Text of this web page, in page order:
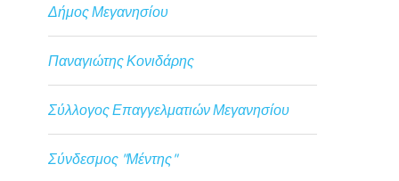
Δήμος Μεγανησίου
Παναγιώτης Κονιδάρης
Σύλλογος Επαγγελματιών Μεγανησίου
Σύνδεσμος "Μέντης"